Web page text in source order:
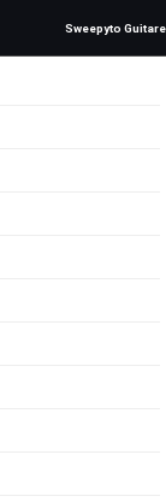
Sweepyto Guitare